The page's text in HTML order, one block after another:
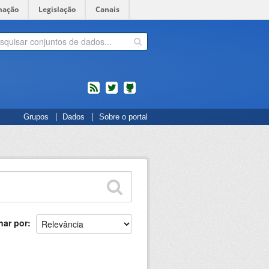
Legislação Canais
feed twitterCódigos
fonte
do
dados.gov.br
Grupos Dados Sobre o portal
por